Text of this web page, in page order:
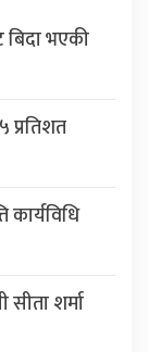
बिदा भएकी
प्रतिशत
कार्यविधि
सीता शर्मा